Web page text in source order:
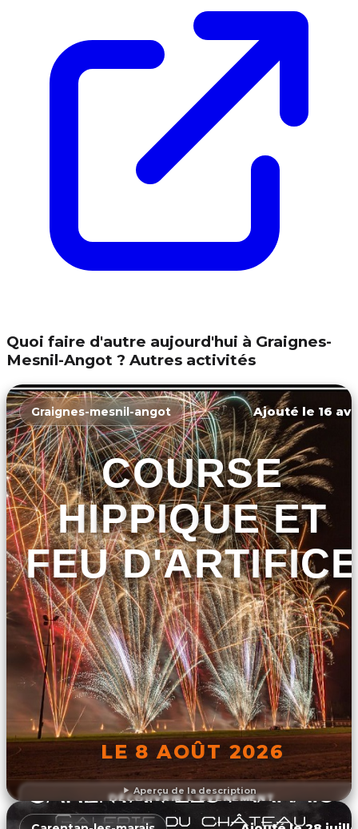
Quoi faire d'autre aujourd'hui à Graignes-
Mesnil-Angot ? Autres activités
Aperçu de la description
Graignes-mesnil-angot Ajouté le 16
COURSE
HIPPIQUE ET
FEU D'ARTIFICE
LE 8 AOÛT 2026
DÉCOUVRIR L'ÉVÉNEMENT